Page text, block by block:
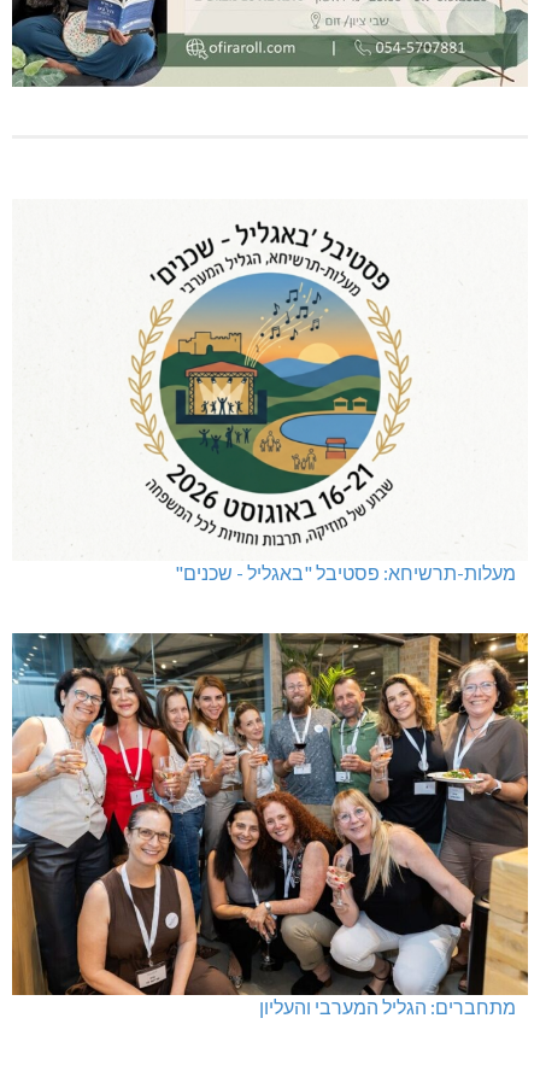
מעלות-תרשיחא: פסטיבל "באגליל - שכנים"
מתחברים: הגליל המערבי והעליון